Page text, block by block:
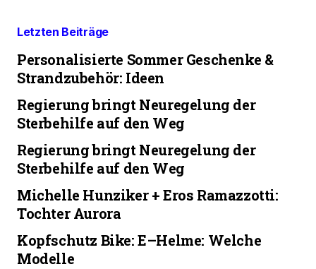
Letzten Beiträge
Personalisierte Sommer Geschenke &
Strandzubehör: Ideen
Regierung bringt Neuregelung der
Sterbehilfe auf den Weg
Regierung bringt Neuregelung der
Sterbehilfe auf den Weg
Michelle Hunziker + Eros Ramazzotti:
Tochter Aurora
Kopfschutz Bike: E–Helme: Welche
Modelle